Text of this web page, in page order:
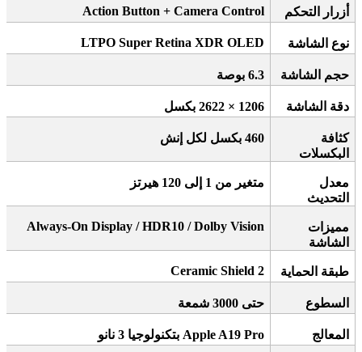
أزرار التحكم Action Button + Camera Control
نوع الشاشة LTPO Super Retina XDR OLED
حجم الشاشة 6.3 بوصة
دقة الشاشة 1206 × 2622 بكسل
كثافة
البكسلات
460 بكسل لكل إنش
معدل
التحديث
متغير من 1 إلى 120 هيرتز
مميزات
الشاشة
Always-On Display / HDR10 / Dolby Vision
طبقة الحماية Ceramic Shield 2
السطوع حتى 3000 شمعة
المعالج Apple A19 Pro بتكنولوجيا 3 نانو